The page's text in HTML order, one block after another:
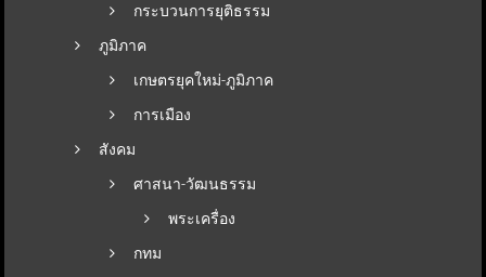
กระบวนการยุติธรรม
ภูมิภาค
เกษตรยุคใหม่-ภูมิภาค
การเมือง
สังคม
ศาสนา-วัฒนธรรม
พระเครื่อง
กทม